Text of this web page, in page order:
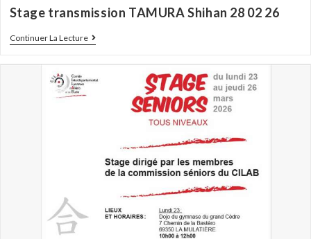
Stage transmission TAMURA Shihan 28 02 26
Continuer La Lecture